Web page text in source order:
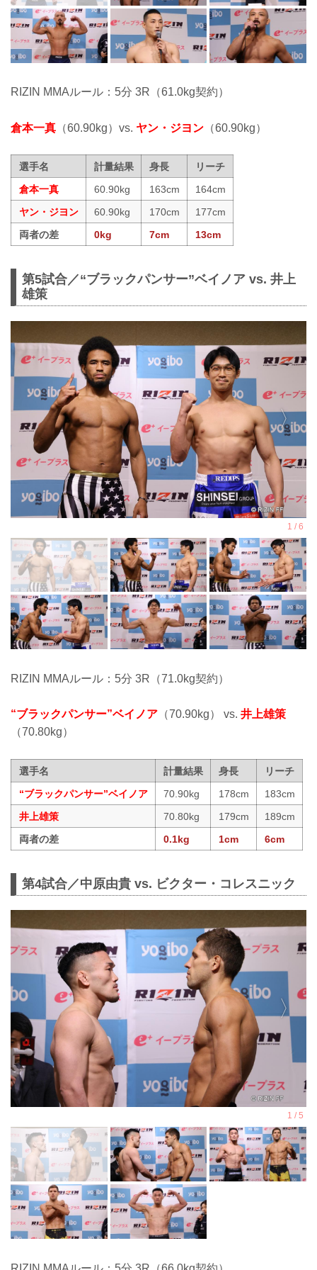
RIZIN MMAルール：5分 3R（61.0kg契約）
倉本一真 （60.90kg）vs. ヤン・ジヨン （60.90kg）
選手名 計量結果 身長
リーチ
倉本一真
60.90kg 163cm
164cm
ヤン・ジヨン
60.90kg 170cm
177cm
両者の差
0kg 7cm 13cm
第5試合／“ブラックパンサー”ベイノア vs. 井上
雄策
RIZIN MMAルール：5分 3R（71.0kg契約）
“ブラックパンサー”ベイノア （70.90kg） vs. 井上雄策
（70.80kg）
選手名 計量結果 身長
リーチ
“ブラックパンサー”ベイノア
70.90kg 178cm
183cm
井上雄策
70.80kg 179cm
189cm
両者の差
0.1kg 1cm 6cm
第4試合／中原由貴 vs. ビクター・コレスニック